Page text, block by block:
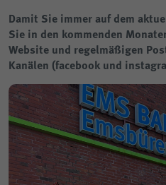
Damit Sie immer auf dem
Sie in den kommenden
Website und regelmäßigen
Kanälen (facebook und